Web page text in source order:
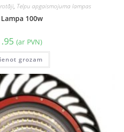
, Telpu apgaismojuma lampas
Lampa 100w
(ar PVN)
grozam